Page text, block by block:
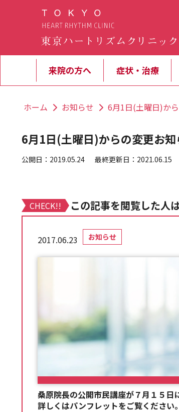
来院の方へ 症状・治療
ホーム お知らせ 6月1日(土曜日)か
6月1日(土曜日)からの変更お知
公開日：2019.05.24 最終更新日：2021.06.15
CHECK!! この記事を閲覧した人
2017.06.23 お知らせ
桑原院長の公開市民講座が７月１５日
詳しくはパンフレットをご覧ください。